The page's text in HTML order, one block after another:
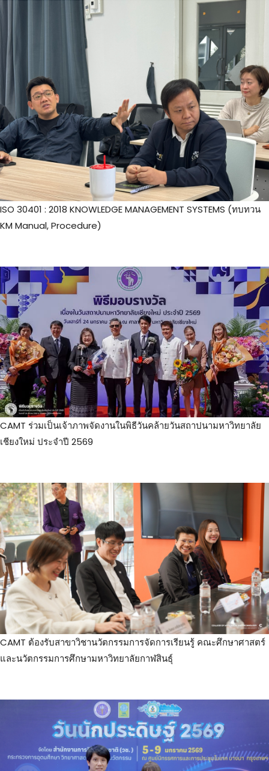
ISO 30401 : 2018 KNOWLEDGE MANAGEMENT SYSTEMS (ทบทวน
KM Manual, Procedure)
CAMT ร่วมเป็นเจ้าภาพจัดงานในพิธีวันคล้ายวันสถาปนามหาวิทยาลัย
เชียงใหม่ ประจำปี 2569
CAMT ต้องรับสาขาวิชานวัตกรรมการจัดการเรียนรู้ คณะศึกษาศาสตร์
และนวัตกรรมการศึกษามหาวิทยาลัยกาฬสินธุ์